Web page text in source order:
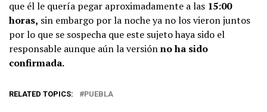
que él le quería pegar aproximadamente a las 15:00
horas, sin embargo por la noche ya no los vieron juntos
por lo que se sospecha que este sujeto haya sido el
responsable aunque aún la versiónno ha sido
confirmada.
RELATED TOPICS: PUEBLA